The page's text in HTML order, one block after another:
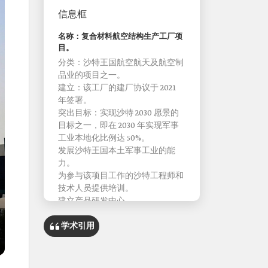
信息框
名称：复合材料航空结构生产工厂项
目。
分类：沙特王国航空航天及航空制
品业的项目之一。
建立：该工厂的建厂协议于 2021
年签署。
突出目标：实现沙特 2030 愿景的
目标之一，即在 2030 年实现军事
工业本地化比例达 50%。
发展沙特王国本土军事工业的能
力。
为参与该项目工作的沙特工程师和
技术人员提供培训。
建立产品研发中心。
实现军事和民用航空工业本地化。
子项目：风力发电厂风机的制造；
石油化工专用管道的制造；
学术引用